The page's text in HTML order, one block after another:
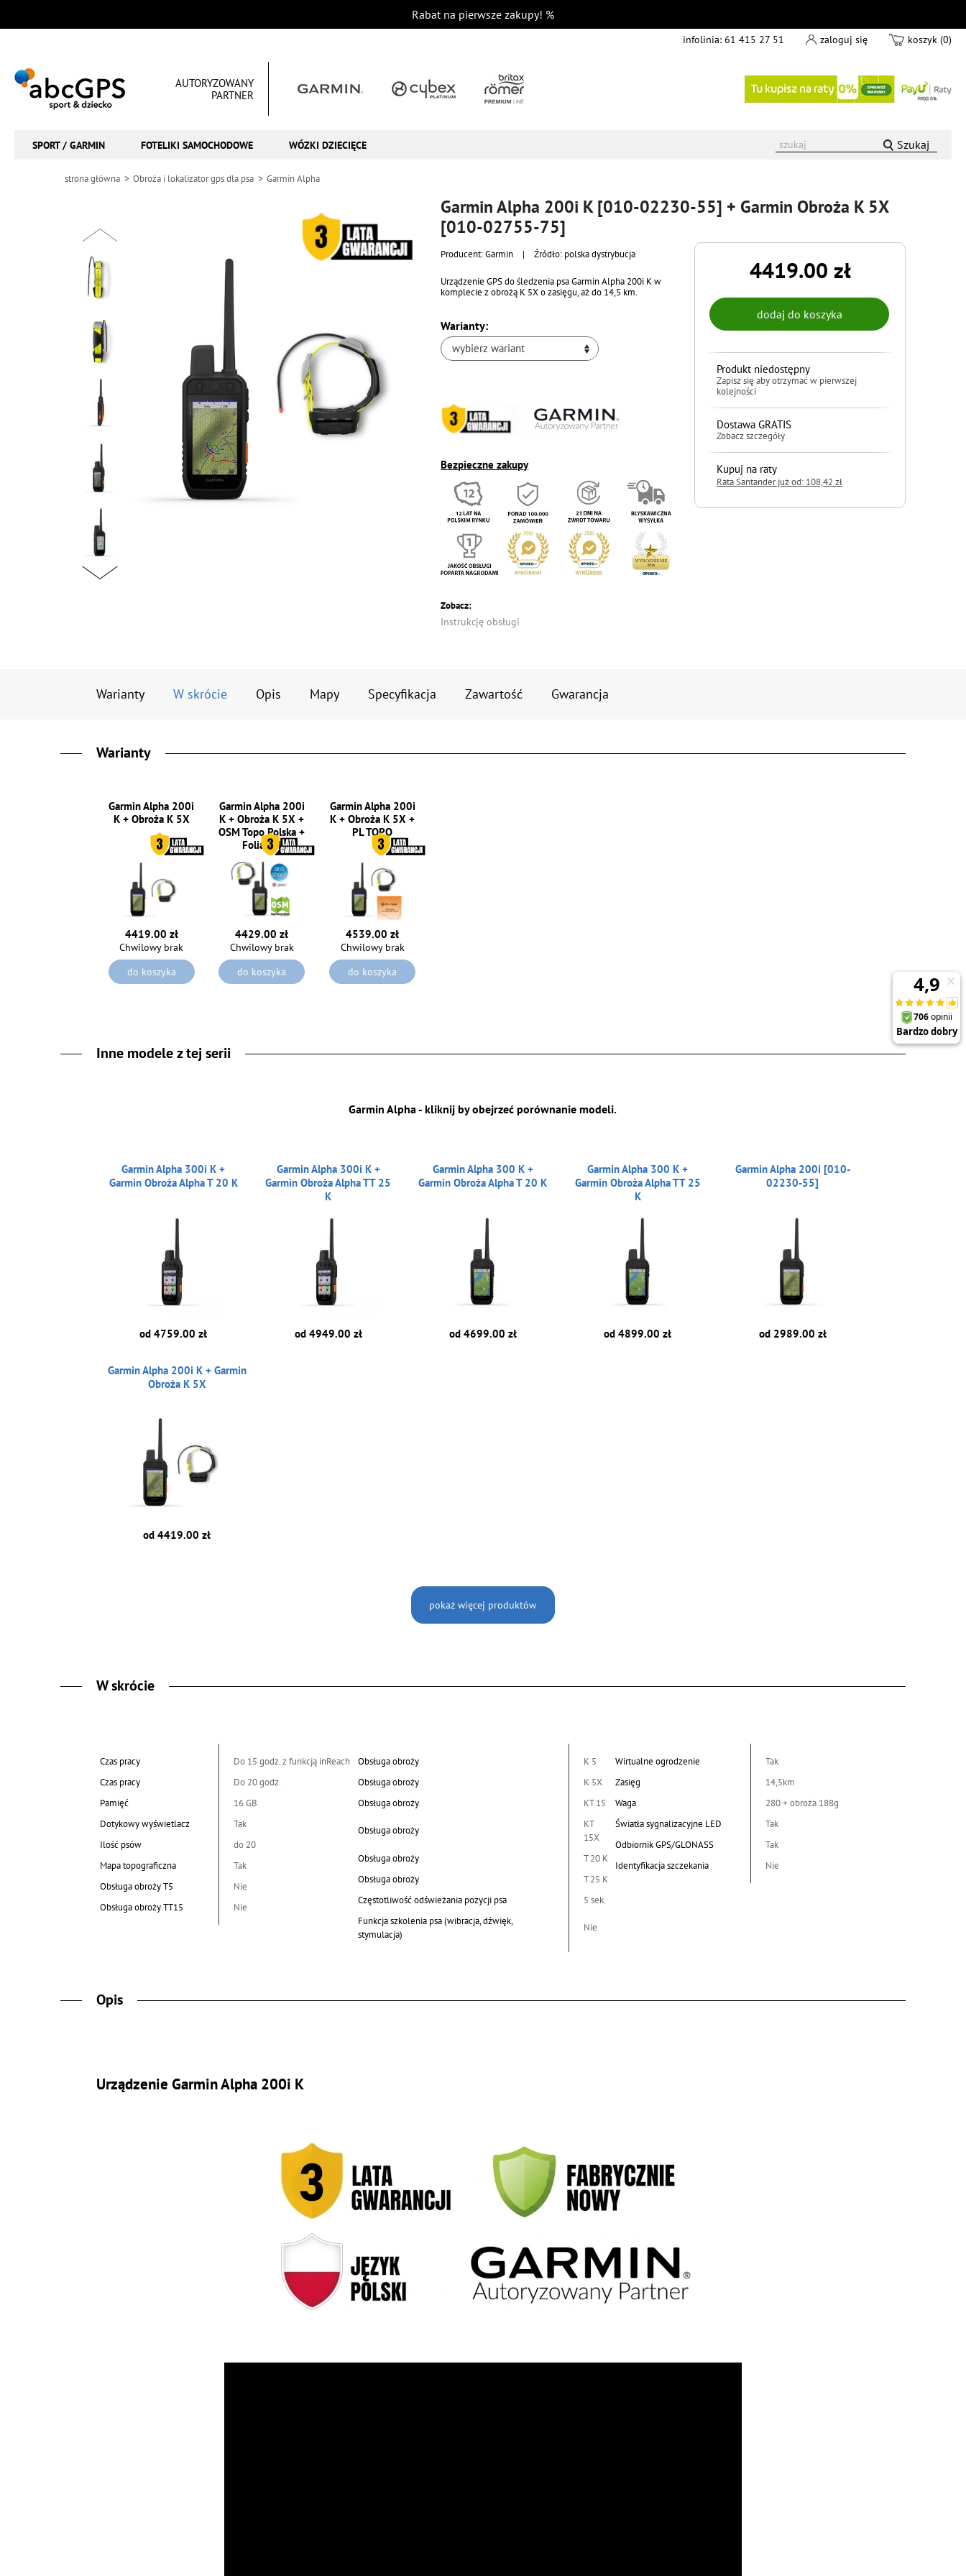
Rabat na pierwsze zakupy! %
infolinia: 61 415 27 51 zaloguj się koszyk (0)
AUTORYZOWANY
PARTNER
SPORT / GARMIN FOTELIKI SAMOCHODOWE WÓZKI DZIECIĘCE Szukaj
strona główna Obroża i lokalizator gps dla psa Garmin Alpha
Garmin Alpha 200i K [010-02230-55] + Garmin Obroża K 5X
[010-02755-75]
Producent:Garmin | Źródło: polska dystrybucja
Urządzenie GPS do śledzenia psa Garmin Alpha 200i K w
komplecie z obrożą K 5X o zasięgu, aż do 14,5 km.
Warianty:
wybierz wariant
Bezpieczne zakupy
Zobacz:
Instrukcję obsługi
4419.00 zł
Produkt niedostępny
Zapisz się aby otrzymać w pierwszej
kolejności
Dostawa GRATIS
Zobacz szczegóły
Kupuj na raty
Rata Santander już od: 108,42 zł
Warianty W skrócie Opis Mapy Specyfikacja Zawartość Gwarancja
Warianty
Garmin Alpha 200i
K + Obroża K 5X
4419.00 zł
Chwilowy brak
do koszyka
Garmin Alpha 200i
K + Obroża K 5X +
OSM Topo Polska +
Folia 5H
4429.00 zł
Chwilowy brak
do koszyka
Garmin Alpha 200i
K + Obroża K 5X +
PL TOPO
4539.00 zł
Chwilowy brak
do koszyka
Inne modele z tej serii
Garmin Alpha - kliknij by obejrzeć porównanie modeli.
Garmin Alpha 300i K +
Garmin Obroża Alpha T 20 K
od 4759.00 zł
Garmin Alpha 300i K +
Garmin Obroża Alpha TT 25
K
od 4949.00 zł
Garmin Alpha 300 K +
Garmin Obroża Alpha T 20 K
od 4699.00 zł
Garmin Alpha 300 K +
Garmin Obroża Alpha TT 25
K
od 4899.00 zł
Garmin Alpha 200i [010-
02230-55]
od 2989.00 zł
Garmin Alpha 200i K + Garmin
Obroża K 5X
od 4419.00 zł
pokaż więcej produktów
W skrócie
Czas pracy
Do 15 godz. z funkcją inReach
Czas pracy
Do 20 godz.
Pamięć
16 GB
Dotykowy wyświetlacz
Tak
Ilość psów
do 20
Mapa topograficzna
Tak
Obsługa obroży T5
Nie
Obsługa obroży TT15
Nie
Obsługa obroży
K 5
Obsługa obroży
K 5X
Obsługa obroży
KT 15
Obsługa obroży
KT
15X
Obsługa obroży
T 20 K
Obsługa obroży
T 25 K
Częstotliwość odświeżania pozycji psa
5 sek.
Funkcja szkolenia psa (wibracja, dźwięk,
stymulacja)
Nie
Wirtualne ogrodzenie
Tak
Zasięg
14,5km
Waga
280 + obroża 188g
Światła sygnalizacyjne LED
Tak
Odbiornik GPS/GLONASS
Tak
Identyfikacja szczekania
Nie
Opis
Urządzenie Garmin Alpha 200i K